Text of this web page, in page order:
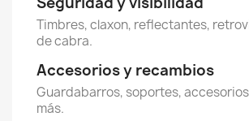
Timbres, claxon, reflectantes,
de cabra.
Accesorios y recambios
Guardabarros, soportes,
más.